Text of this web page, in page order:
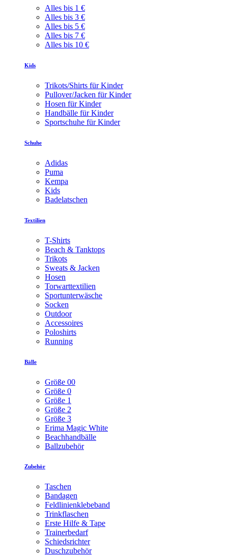
Alles bis 1 €
Alles bis 3 €
Alles bis 5 €
Alles bis 7 €
Alles bis 10 €
Kids
Trikots/Shirts für Kinder
Pullover/Jacken für Kinder
Hosen für Kinder
Handbälle für Kinder
Sportschuhe für Kinder
Schuhe
Adidas
Puma
Kempa
Kids
Badelatschen
Textilien
T-Shirts
Beach & Tanktops
Trikots
Sweats & Jacken
Hosen
Torwarttextilien
Sportunterwäsche
Socken
Outdoor
Accessoires
Poloshirts
Running
Bälle
Größe 00
Größe 0
Größe 1
Größe 2
Größe 3
Erima Magic White
Beachhandbälle
Ballzubehör
Zubehör
Taschen
Bandagen
Feldlinienklebeband
Trinkflaschen
Erste Hilfe & Tape
Trainerbedarf
Schiedsrichter
Duschzubehör